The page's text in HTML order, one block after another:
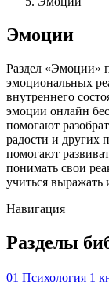
Эмоции
Раздел «Эмоции»
эмоциональных
внутреннего
эмоции онлайн
помогают
радости и других
помогают
понимать свои
учиться выражать
Навигация
Разделы
01 Психология 1